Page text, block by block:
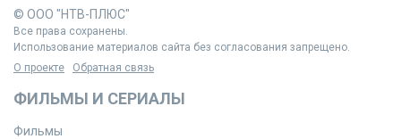
© ООО "НТВ-ПЛЮС"
Все права сохранены.
Использование материалов сайта без согласования запрещено.
О проекте
Обратная связь
ФИЛЬМЫ И СЕРИАЛЫ
Фильмы